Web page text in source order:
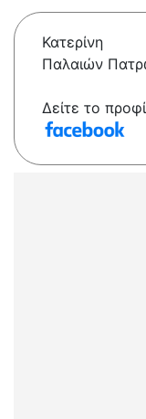
Κατερίνη
Παλαιών
Δείτε το